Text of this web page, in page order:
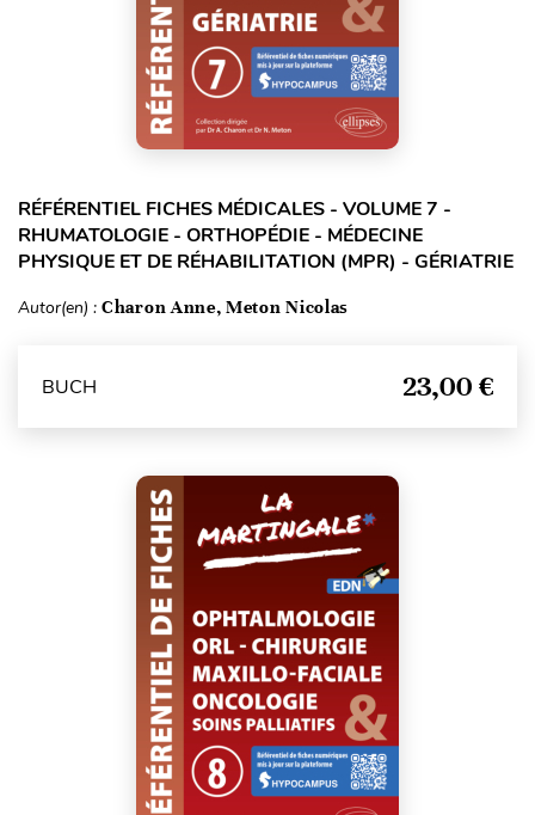
RÉFÉRENTIEL FICHES MÉDICALES - VOLUME 7 -
RHUMATOLOGIE - ORTHOPÉDIE - MÉDECINE
PHYSIQUE ET DE RÉHABILITATION (MPR) - GÉRIATRIE
Autor(en) : Charon Anne, Meton Nicolas
BUCH 23,00 €